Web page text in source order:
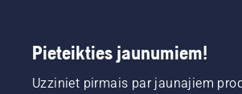
Pieteikties jaunumiem!
Uzziniet pirmais par jaunajiem